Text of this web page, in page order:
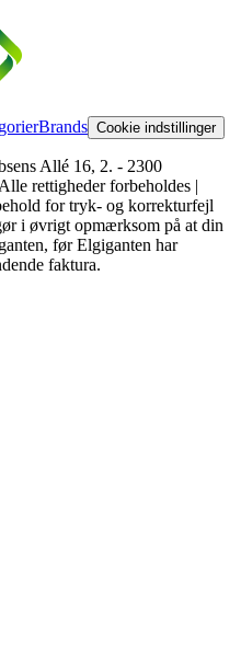
Brands Cookie indstillinger
Allé 16, 2. - 2300
rettigheder forbeholdes |
for tryk- og korrekturfejl
i øvrigt opmærksom på at din
før Elgiganten har
faktura.